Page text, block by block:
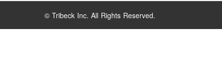
© Tribeck Inc. All Rights Reserved.